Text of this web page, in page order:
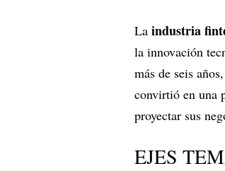
La industria
la innovación
más de seis
convirtió en una
proyectar sus
EJES